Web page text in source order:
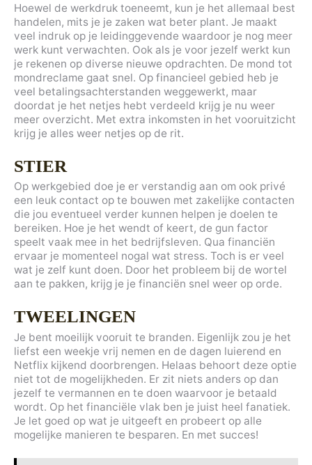
Hoewel de werkdruk toeneemt, kun je het allemaal best
handelen, mits je je zaken wat beter plant. Je maakt
veel indruk op je leidinggevende waardoor je nog meer
werk kunt verwachten. Ook als je voor jezelf werkt kun
je rekenen op diverse nieuwe opdrachten. De mond tot
mondreclame gaat snel. Op financieel gebied heb je
veel betalingsachterstanden weggewerkt, maar
doordat je het netjes hebt verdeeld krijg je nu weer
meer overzicht. Met extra inkomsten in het vooruitzicht
krijg je alles weer netjes op de rit.
STIER
Op werkgebied doe je er verstandig aan om ook privé
een leuk contact op te bouwen met zakelijke contacten
die jou eventueel verder kunnen helpen je doelen te
bereiken. Hoe je het wendt of keert, de gun factor
speelt vaak mee in het bedrijfsleven. Qua financiën
ervaar je momenteel nogal wat stress. Toch is er veel
wat je zelf kunt doen. Door het probleem bij de wortel
aan te pakken, krijg je je financiën snel weer op orde.
TWEELINGEN
Je bent moeilijk vooruit te branden. Eigenlijk zou je het
liefst een weekje vrij nemen en de dagen luierend en
Netflix kijkend doorbrengen. Helaas behoort deze optie
niet tot de mogelijkheden. Er zit niets anders op dan
jezelf te vermannen en te doen waarvoor je betaald
wordt. Op het financiële vlak ben je juist heel fanatiek.
Je let goed op wat je uitgeeft en probeert op alle
mogelijke manieren te besparen. En met succes!